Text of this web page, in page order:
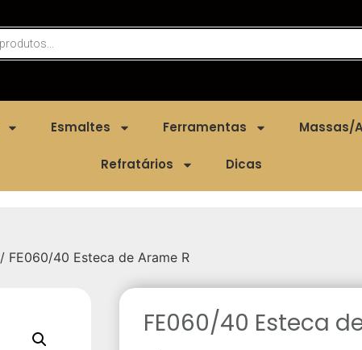
Esmaltes Ferramentas Massas/
Refratários Dicas
/ FE060/40 Esteca de Arame R
FE060/40 Esteca